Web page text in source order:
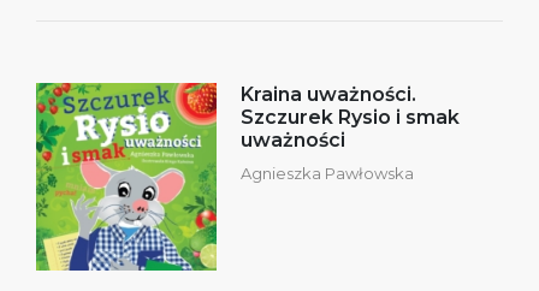
Kraina uważności.
Szczurek Rysio i smak
uważności
Agnieszka Pawłowska